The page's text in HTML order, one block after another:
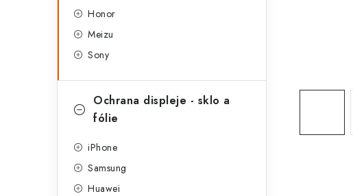
n
e
Honor
Meizu
Sony
Ochrana displeje - sklo a
fólie
iPhone
Samsung
Huawei